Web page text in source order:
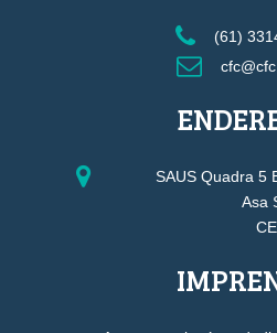
(61)
SAUS Quadra 5
Asa